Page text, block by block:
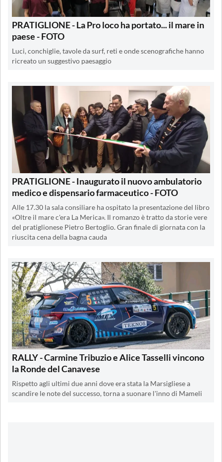
PRATIGLIONE - La Pro loco ha portato... il mare in
paese - FOTO
Luci, conchiglie, tavole da surf, reti e onde scenografiche hanno
ricreato un suggestivo paesaggio
PRATIGLIONE - Inaugurato il nuovo ambulatorio
medico e dispensario farmaceutico - FOTO
Alle 17.30 la sala consiliare ha ospitato la presentazione del libro
«Oltre il mare c'era La Merica». Il romanzo è tratto da storie vere
del pratiglionese Pietro Bertoglio. Gran finale di giornata con la
riuscita cena della bagna cauda
RALLY - Carmine Tribuzio e Alice Tasselli vincono
la Ronde del Canavese
Rispetto agli ultimi due anni dove era stata la Marsigliese a
scandire le note del successo, torna a suonare l'inno di Mameli